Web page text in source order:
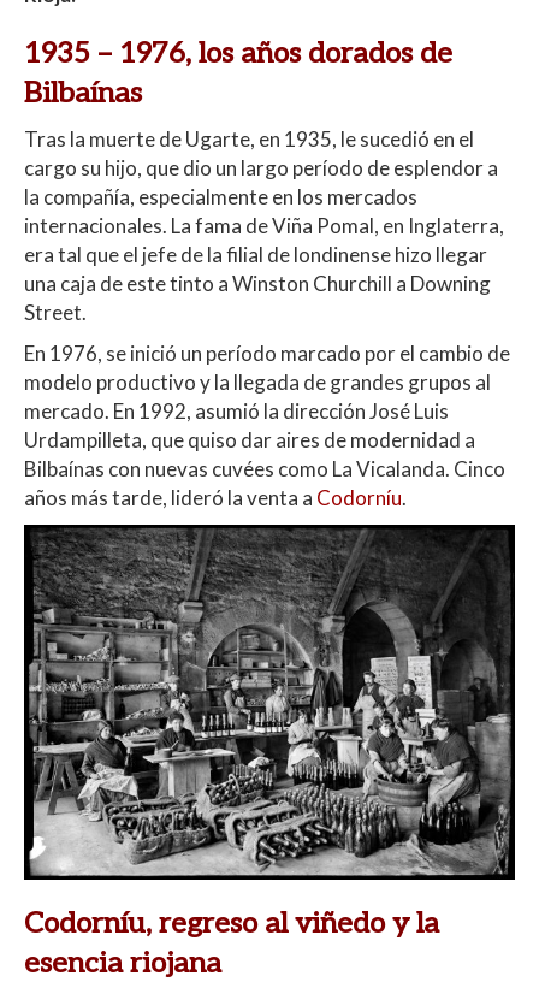
1935 – 1976, los años dorados de
Bilbaínas
Tras la muerte de Ugarte, en 1935, le sucedió en el
cargo su hijo, que dio un largo período de esplendor a
la compañía, especialmente en los mercados
internacionales. La fama de Viña Pomal, en Inglaterra,
era tal que el jefe de la filial de londinense hizo llegar
una caja de este tinto a Winston Churchill a Downing
Street.
En 1976, se inició un período marcado por el cambio de
modelo productivo y la llegada de grandes grupos al
mercado. En 1992, asumió la dirección José Luis
Urdampilleta, que quiso dar aires de modernidad a
Bilbaínas con nuevas cuvées como La Vicalanda. Cinco
años más tarde, lideró la venta a Codorníu.
Codorníu, regreso al viñedo y la
esencia riojana